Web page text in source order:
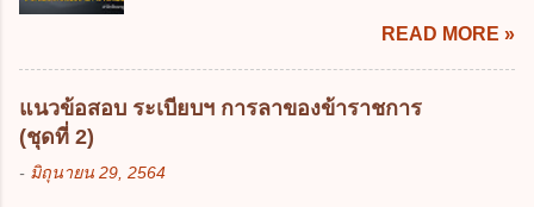
พฤษภาคม 2562 ข้อ 4 "บุคคลหรือนิติบุคคล
ซึ่งมีอำนาจหน้าที่ตัดสินใจเกี่ยวกับการเก็บ
รวบรวม ใช้ หรือเปิดเผยข้อมูลส่วนบุคคล" คือ
ส่วนราชการมีเงินทดรองราชการเพื่อรองจ่าย
ตามข้อผูกพันในการกู้เงินจากต่างประเทศ ค.
รองรับการปฏิบัติงานด้านการเงินการคลังตาม
สามารถรอการเบิกเงินจากงบประมาณได้ ข้อ
READ MORE »
แนวข้อสอบ ระเบียบฯ การลาของข้าราชการ
(ชุดที่ 2)
- มิถุนายน 29, 2564